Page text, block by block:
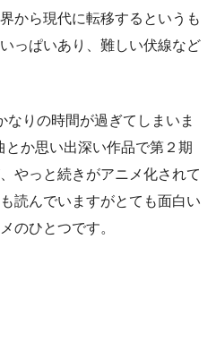
から現代に転移するというも
っぱいあり、難しい伏線など
なりの時間が過ぎてしまいま
とか思い出深い作品で第２期
やっと続きがアニメ化されて
読んでいますがとても面白い
のひとつです。